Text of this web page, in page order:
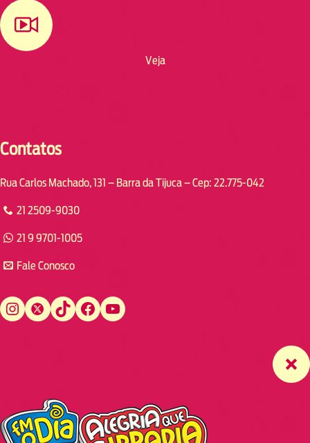
Veja
Contatos
Rua Carlos Machado, 131 – Barra da Tijuca – Cep: 22.775-042
21 2509-9030
21 9 9701-1005
Fale Conosco
Instagram Twitter TikTok Facebook YouTube